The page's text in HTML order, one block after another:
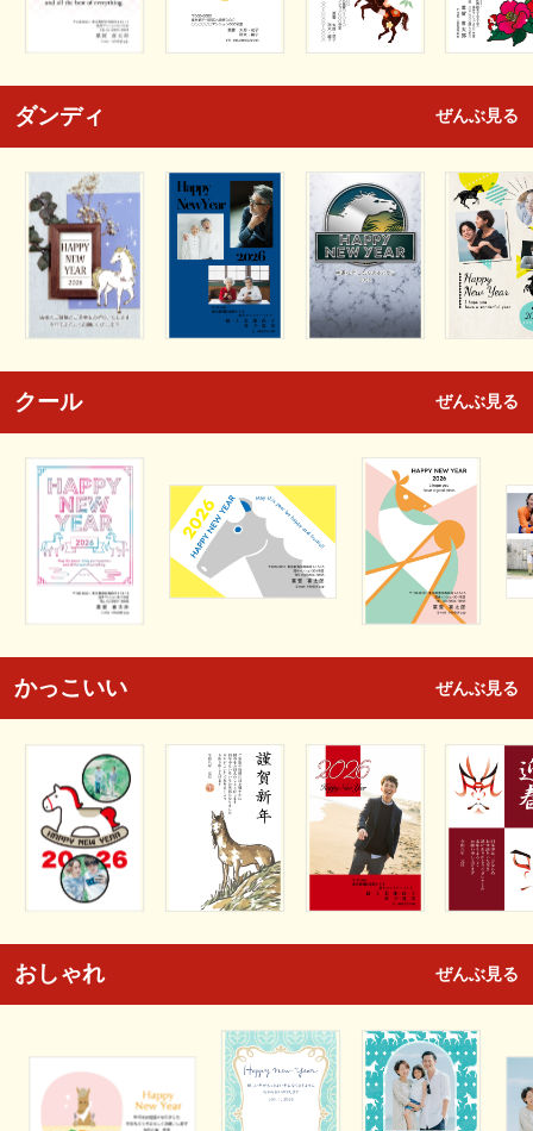
ダンディ ぜんぶ見る
クール ぜんぶ見る
かっこいい ぜんぶ見る
おしゃれ ぜんぶ見る